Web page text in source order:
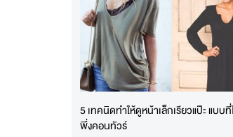
5 เทคนิดทำให้ดูหน้าเล็กเรียวแป๊ะ แบบ
พึ่งคอนทัวร์